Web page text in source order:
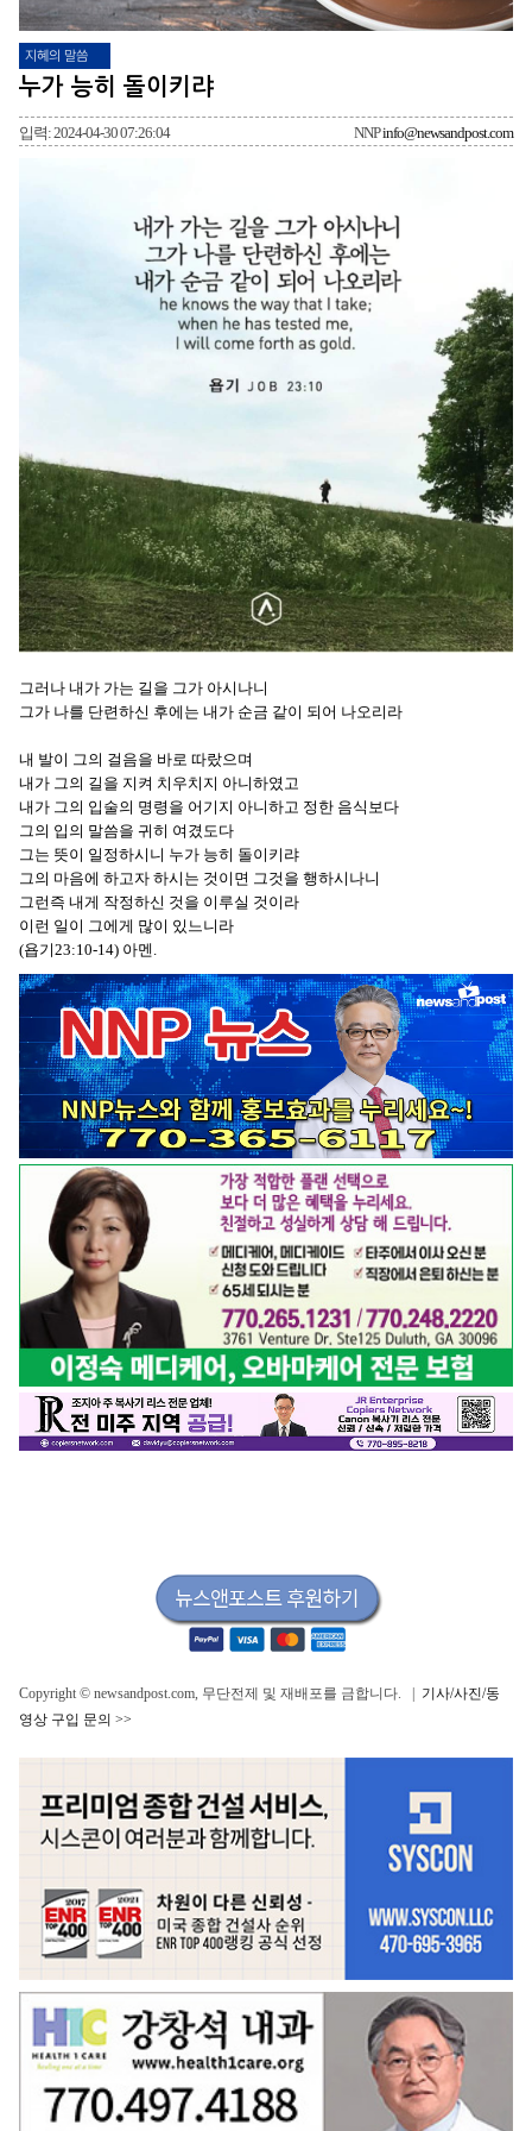
지혜의 말씀
누가 능히 돌이키랴
입력: 2024-04-30 07:26:04 NNPinfo@newsandpost.com
그러나 내가 가는 길을 그가 아시나니
그가 나를 단련하신 후에는 내가 순금 같이 되어 나오리라
내 발이 그의 걸음을 바로 따랐으며
내가 그의 길을 지켜 치우치지 아니하였고
내가 그의 입술의 명령을 어기지 아니하고 정한 음식보다
그의 입의 말씀을 귀히 여겼도다
그는 뜻이 일정하시니 누가 능히 돌이키랴
그의 마음에 하고자 하시는 것이면 그것을 행하시나니
그런즉 내게 작정하신 것을 이루실 것이라
이런 일이 그에게 많이 있느니라
(욥기23:10-14) 아멘.
Copyright © newsandpost.com, 무단전제 및 재배포를 금합니다. | 기사/사진/동
영상 구입 문의 >>